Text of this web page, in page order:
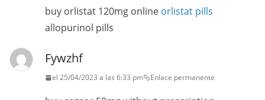
buy orlistat 120mg online orlistat pills
allopurinol pills
Fywzhf
el 25/04/2023 a las 6:33 pm Enlace permanente